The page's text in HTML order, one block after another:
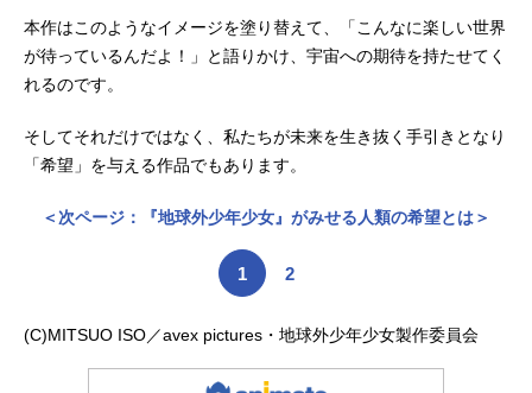
本作はこのようなイメージを塗り替えて、「こんなに楽しい世界
が待っているんだよ！」と語りかけ、宇宙への期待を持たせてく
れるのです。
そしてそれだけではなく、私たちが未来を生き抜く手引きとなり
「希望」を与える作品でもあります。
＜次ページ：『地球外少年少女』がみせる人類の希望とは＞
1 2
(C)MITSUO ISO／avex pictures・地球外少年少女製作委員会